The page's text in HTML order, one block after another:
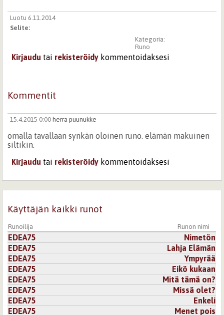
Luotu 6.11.2014
Selite:
Kategoria:
Runo
Kirjaudu tai rekisteröidy kommentoidaksesi
Kommentit
15.4.2015 0:00 herra puunukke
omalla tavallaan synkän oloinen runo. elämän makuinen
siltikin.
Kirjaudu tai rekisteröidy kommentoidaksesi
Käyttäjän kaikki runot
Runoilija Runon nimi
EDEA75
Nimetön
EDEA75
Lahja Elämän
EDEA75
Ympyrää
EDEA75
Eikö kukaan
EDEA75
Mitä tämä on?
EDEA75
Missä olet?
EDEA75
Enkeli
EDEA75
Menet pois